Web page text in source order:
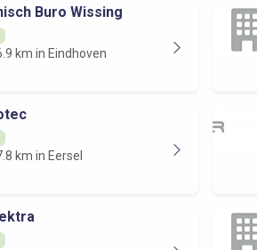
Buro Wissing
km in Eindhoven
km in Eersel